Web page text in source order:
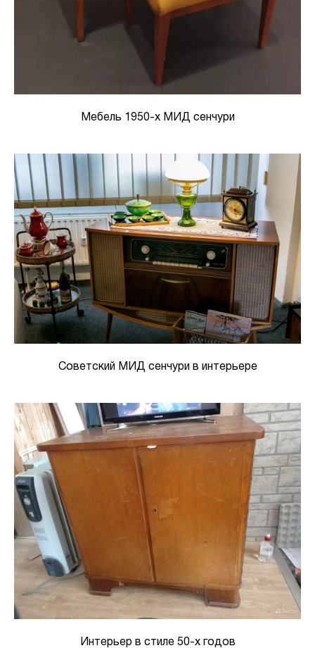
Мебель 1950-х МИД сенчури
Советский МИД сенчури в интерьере
Интерьер в стиле 50-х годов